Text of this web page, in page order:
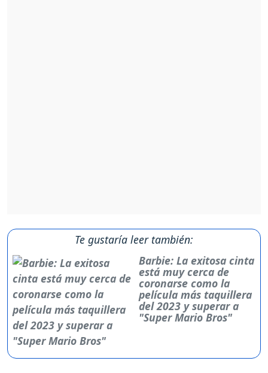
Te gustaría leer también:
Barbie: La exitosa cinta
está muy cerca de
coronarse como la
película más taquillera
del 2023 y superar a
"Super Mario Bros"